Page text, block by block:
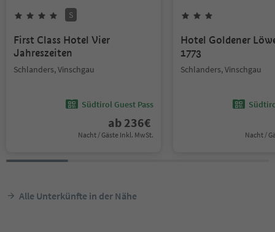
S
First Class Hotel Vier
Jahreszeiten
Schlanders, Vinschgau
Südtirol Guest Pass
ab 236€
Nacht / Gäste Inkl. MwSt.
Hotel Goldener
1773
Schlanders, Vinschgau
Nacht /
Alle Unterkünfte in der Nähe